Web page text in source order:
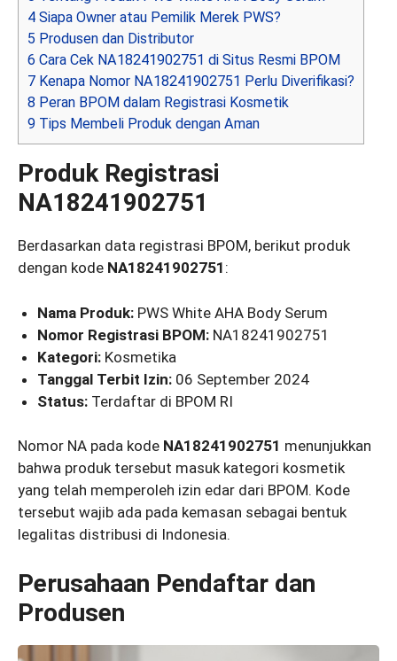
4 Siapa Owner atau Pemilik Merek PWS?
5 Produsen dan Distributor
6 Cara Cek NA18241902751 di Situs Resmi BPOM
7 Kenapa Nomor NA18241902751 Perlu Diverifikasi?
8 Peran BPOM dalam Registrasi Kosmetik
9 Tips Membeli Produk dengan Aman
Produk Registrasi
NA18241902751
Berdasarkan data registrasi BPOM, berikut produk
dengan kode NA18241902751 :
Nama Produk: PWS White AHA Body Serum
Nomor Registrasi BPOM: NA18241902751
Kategori: Kosmetika
Tanggal Terbit Izin: 06 September 2024
Status: Terdaftar di BPOM RI
Nomor NA pada kode NA18241902751 menunjukkan
bahwa produk tersebut masuk kategori kosmetik
yang telah memperoleh izin edar dari BPOM. Kode
tersebut wajib ada pada kemasan sebagai bentuk
legalitas distribusi di Indonesia.
Perusahaan Pendaftar dan
Produsen